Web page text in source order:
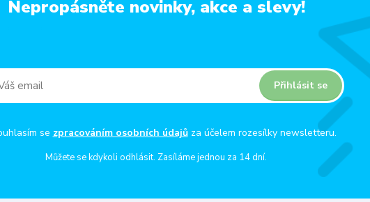
Nepropásněte novinky, akce a slevy!
Přihlásit se
se zpracováním osobních údajůza účelem rozesílky newsletteru.
Můžete se kdykoli odhlásit. Zasíláme jednou za 14 dní.